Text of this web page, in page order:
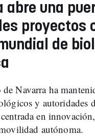
abre una
proyectos
de
Navarra ha
y autoridades
en
autónoma.